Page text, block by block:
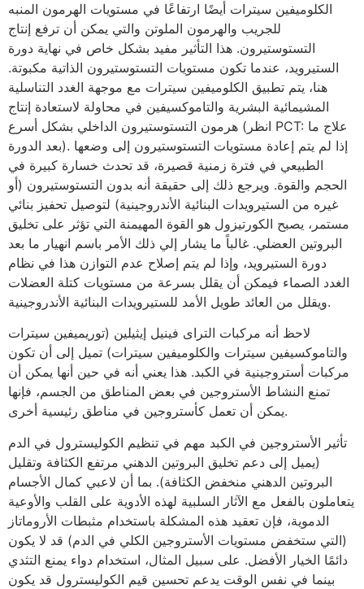
الكلوميفين سيترات أيضًا ارتفاعًا في مستويات الهرمون المنبه
للجريب والهرمون الملوتن والتي يمكن أن ترفع إنتاج
التستوستيرون. هذا التأثير مفيد بشكل خاص في نهاية دورة
الستيرويد، عندما تكون مستويات التستوستيرون الذاتية مكبوتة.
هنا، يتم تطبيق الكلوميفين سيترات مع موجهة الغدد التناسلية
المشيمائية البشرية والتاموكسيفين في محاولة لاستعادة إنتاج
هرمون التستوستيرون الداخلي بشكل أسرع (انظر PCT: علاج ما
بعد الدورة). إذا لم يتم إعادة مستويات التستوستيرون إلى وضعها
الطبيعي في فترة زمنية قصيرة، قد تحدث خسارة كبيرة في
الحجم والقوة. ويرجع ذلك إلى حقيقة أنه بدون التستوستيرون (أو
غيره من الستيرويدات البنائية الأندروجينية) لتوصيل تحفيز بنائي
مستمر، يصبح الكورتيزول هو القوة المهيمنة التي تؤثر على تخليق
البروتين العضلي. غالباً ما يشار إلي ذلك الأمر باسم انهيار ما بعد
دورة الستيرويد، وإذا لم يتم إصلاح عدم التوازن هذا في نظام
الغدد الصماء فيمكن أن يقلل بسرعة من مستويات كتلة العضلات
ويقلل من العائد طويل الأمد للستيرويدات البنائية الأندروجينية.
لاحظ أنه مركبات التراى فينيل إيثيلين (توريميفين سيترات
والتاموكسيفين سيترات والكلوميفين سيترات) تميل إلى أن تكون
مركبات أستروجينية في الكبد. هذا يعني أنه في حين أنها يمكن أن
تمنع النشاط الأستروجين في بعض المناطق من الجسم، فإنها
يمكن أن تعمل كأستروجين في مناطق رئيسية أخرى.
تأثير الأستروجين في الكبد مهم في تنظيم الكوليسترول في الدم
(يميل إلى دعم تخليق البروتين الدهني مرتفع الكثافة وتقليل
البروتين الدهني منخفض الكثافة). بما أن لاعبي كمال الأجسام
يتعاملون بالفعل مع الآثار السلبية لهذه الأدوية على القلب والأوعية
الدموية، فإن تعقيد هذه المشكلة باستخدام مثبطات الأروماتاز
(التي ستخفض مستويات الأستروجين الكلي في الدم) قد لا يكون
دائمًا الخيار الأفضل. على سبيل المثال، استخدام دواء يمنع التثدي
بينما في نفس الوقت يدعم تحسين قيم الكوليسترول قد يكون